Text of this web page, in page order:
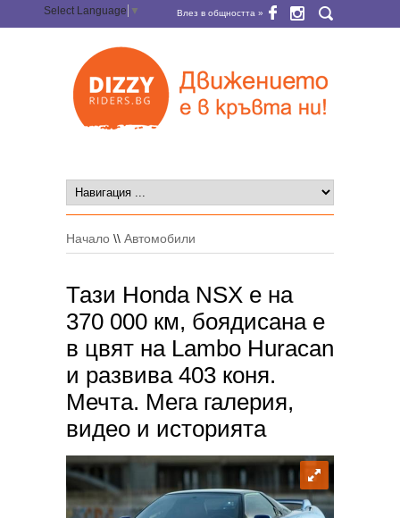
Select Language ▼ Влез в общността »
Начало \\ Автомобили
Тази Honda NSX е на
370 000 км, боядисана е
в цвят на Lambo Huracan
и развива 403 коня.
Мечта. Мега галерия,
видео и историята